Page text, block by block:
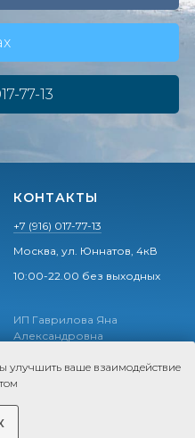
77-13
КОНТАКТЫ
+7 (916) 017-77-13
Москва, ул. Юннатов, 4кВ
10:00-22.00 без выходных
ИП Гаврилова Яна
Александровна
ОГРНИП 323774600437592
улучшить ваше взаимодействие